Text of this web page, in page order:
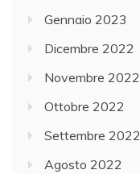
Gennaio 2023
Dicembre 2022
Novembre 2022
Ottobre 2022
Settembre 2022
Agosto 2022